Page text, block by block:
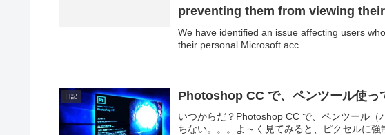
preventing them from viewing
does not impact users who sign in
are working on a solution and will
We have identified an issue affecting users
their personal Microsoft acc...
日記 Photoshop CC で、ペンツール使っ
いつからだ？Photoshop CC で、ペンツール（
ちない。。。よ～く見てみると、ピクセルに